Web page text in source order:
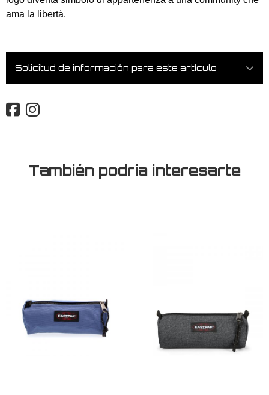
ama la libertà.
Solicitud de información para este artículo
También podría interesarte